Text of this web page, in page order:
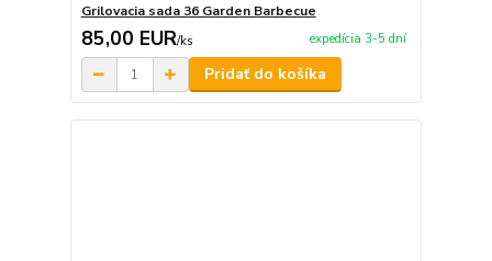
Grilovacia sada 36 Garden Barbecue
85,00 EUR/ks expedícia 3-5 dní
Pridať do košíka